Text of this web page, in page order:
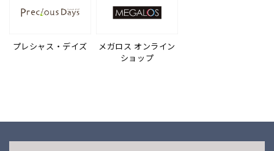
プレシャス・デイズ
メガロス オンライン
ショップ